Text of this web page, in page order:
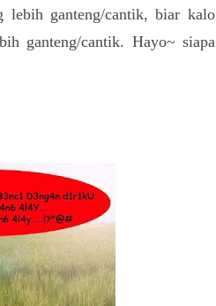
lebih ganteng/cantik, biar kalo
ganteng/cantik. Hayo~ siapa